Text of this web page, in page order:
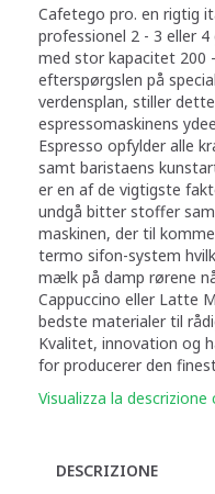
Cafetego pro. en rigtig
professionel 2 - 3 eller
med stor kapacitet 200
efterspørgslen på
verdensplan, stiller
espressomaskinens
Espresso opfylder alle
samt baristaens
er en af de vigtigste
undgå bitter stoffer
maskinen, der til
termo sifon-system
mælk på damp rørene
Cappuccino eller Latte
bedste materialer til
Kvalitet, innovation og
for producerer den
Visualizza la
DESCRIZIONE